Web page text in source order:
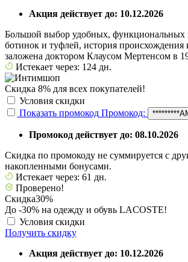
Акция действует до: 10.12.2026
Большой выбор удобных, функциональных
ботинок и туфлей, история происхождения
заложена доктором Клаусом Мертенсом в
Истекает через: 124 дн.
Скидка 8% для всех покупателей!
Условия скидки
Показать промокод Промокод:
Промокод действует до: 08.10.2026
Скидка по промокоду не суммируется с
накопленными бонусами.
Истекает через: 61 дн.
Проверено!
Скидка30%
До -30% на одежду и обувь LACOSTE!
Условия скидки
Получить скидку
Акция действует до: 10.12.2026